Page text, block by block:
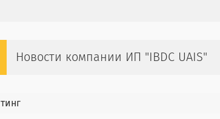
Новости компании ИП "IBDC UAIS"